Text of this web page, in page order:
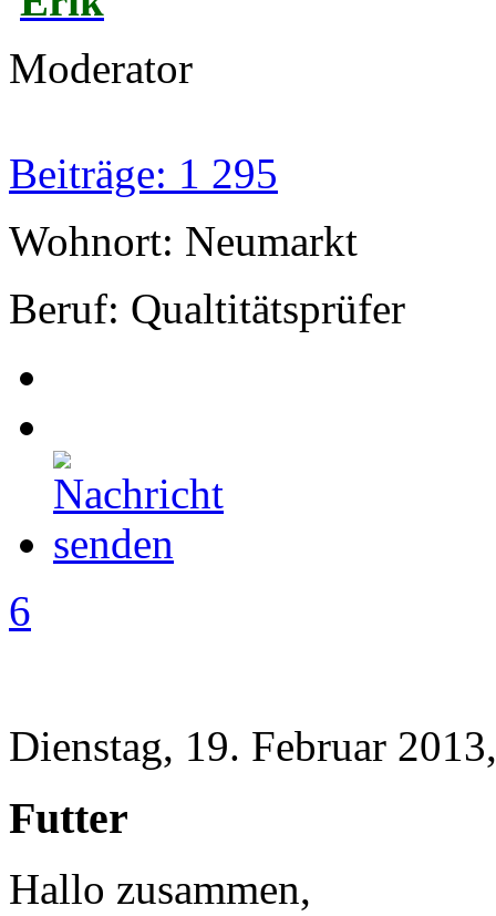
Moderator
Beiträge: 1 295
Wohnort: Neumarkt
Beruf: Qualtitätsprüfer
6
Dienstag, 19. Februar
Futter
Hallo zusammen,